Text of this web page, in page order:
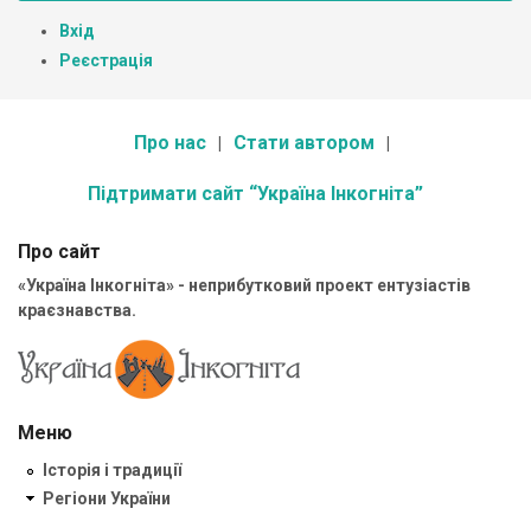
Вхід
Реєстрація
Про нас Стати автором
Підтримати сайт “Україна Інкогніта”
Про сайт
«Україна Інкогніта» - неприбутковий проект ентузіастів
краєзнавства.
Меню
Історія і традиції
Регіони України